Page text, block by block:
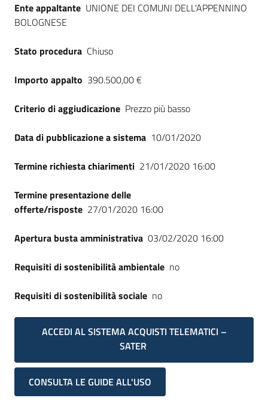
Ente appaltante UNIONE DEI COMUNI DELL'APPENNINO
BOLOGNESE
Stato procedura Chiuso
Importo appalto 390.500,00 €
Criterio di aggiudicazione Prezzo più basso
Data di pubblicazione a sistema 10/01/2020
Termine richiesta chiarimenti 21/01/2020 16:00
Termine presentazione delle
offerte/risposte 27/01/2020 16:00
Apertura busta amministrativa 03/02/2020 16:00
Requisiti di sostenibilità ambientale no
Requisiti di sostenibilità sociale no
ACCEDI AL SISTEMA ACQUISTI TELEMATICI –
SATER
CONSULTA LE GUIDE ALL'USO